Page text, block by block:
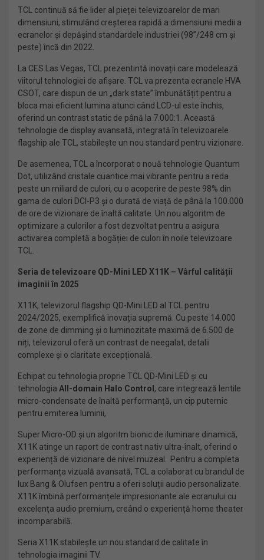
TCL continuă să fie lider al pieței televizoarelor de mari
dimensiuni, stimulând creșterea rapidă a dimensiunii medii a
ecranelor și depășind standardele industriei (98”/248 cm și
peste) încă din 2022.
La CES Las Vegas, TCL prezentintă inovații care modelează
viitorul tehnologiei de afișare. TCL va prezenta ecranele HVA
CSOT, care dispun de un „dark state” îmbunătățit pentru a
bloca mai eficient lumina atunci când LCD-ul este închis,
oferind un contrast static de până la 7.000:1. Această
tehnologie de display avansată, integrată în televizoarele
flagship ale TCL, stabilește un nou standard pentru vizionare.
De asemenea, TCL a încorporat o nouă tehnologie Quantum
Dot, utilizând cristale cuantice mai vibrante pentru a reda
peste un miliard de culori, cu o acoperire de peste 98% din
gama de culori DCI-P3 și o durată de viață de până la 100.000
de ore de vizionare de înaltă calitate. Un nou algoritm de
optimizare a culorilor a fost dezvoltat pentru a asigura
activarea completă a bogăției de culori în noile televizoare
TCL.
Seria de televizoare QD-Mini LED X11K – Vârful calității
imaginii în 2025
X11K, televizorul flagship QD-Mini LED al TCL pentru
2024/2025, exemplifică inovația supremă. Cu peste 14.000
de zone de dimming și o luminozitate maximă de 6.500 de
niți, televizorul oferă un contrast de neegalat, detalii
complexe și o claritate excepțională.
Echipat cu tehnologia proprie TCL QD-Mini LED și cu
tehnologia All-domain Halo Control , care integrează lentile
micro-condensate de înaltă performanță, un cip puternic
pentru emiterea luminii,
Super Micro-OD și un algoritm bionic de iluminare dinamică,
X11K atinge un raport de contrast nativ ultra-înalt, oferind o
experiență de vizionare de nivel muzeal. Pentru a completa
performanța vizuală avansată, TCL a colaborat cu brandul de
lux Bang & Olufsen pentru a oferi soluții audio personalizate.
X11K îmbină performanțele impresionante ale ecranului cu
excelența audio premium, creând o experiență home theater
incomparabilă.
Seria X11K stabilește un nou standard de calitate în
tehnologia imaginii TV.